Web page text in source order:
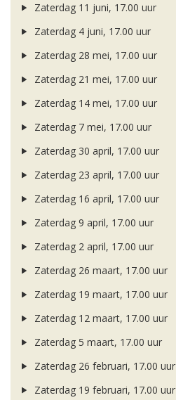
Zaterdag 11 juni, 17.00 uur
Zaterdag 4 juni, 17.00 uur
Zaterdag 28 mei, 17.00 uur
Zaterdag 21 mei, 17.00 uur
Zaterdag 14 mei, 17.00 uur
Zaterdag 7 mei, 17.00 uur
Zaterdag 30 april, 17.00 uur
Zaterdag 23 april, 17.00 uur
Zaterdag 16 april, 17.00 uur
Zaterdag 9 april, 17.00 uur
Zaterdag 2 april, 17.00 uur
Zaterdag 26 maart, 17.00 uur
Zaterdag 19 maart, 17.00 uur
Zaterdag 12 maart, 17.00 uur
Zaterdag 5 maart, 17.00 uur
Zaterdag 26 februari, 17.00 uur
Zaterdag 19 februari, 17.00 uur